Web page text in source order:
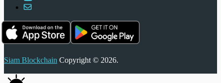
Siam Blockchain Copyright © 2026.